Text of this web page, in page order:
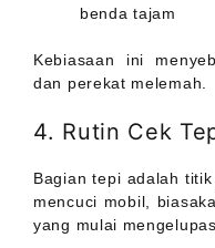
benda tajam
Kebiasaan ini
dan perekat melemah.
4. Rutin Cek
Bagian tepi adalah
mencuci mobil,
yang mulai mengelupas.